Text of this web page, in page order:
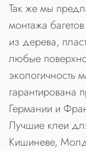
Так же мы
монтажа
из дерева,
любые
экологичность
гарантирована
Германии и
Лучшие клеи
Кишиневе,